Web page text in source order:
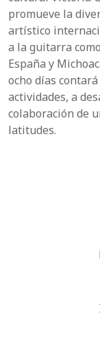
promueve la
artístico
a la guitarra
España y
ocho días
actividades, a
colaboración de
latitudes.